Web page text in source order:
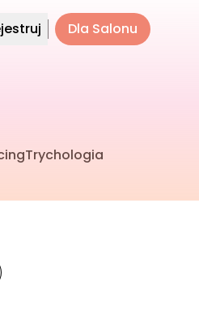
Dla Salonu
Trychologia
mapy